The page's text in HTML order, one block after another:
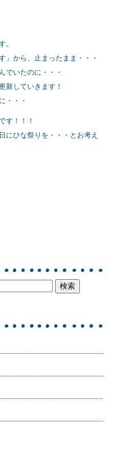
。
」から、止まったまま・・・
でいたのに・・・
新していきます！
・・・
す！！！
にひな祭りを・・・とお考え